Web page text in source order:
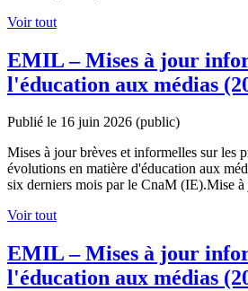
Voir tout
EMIL – Mises à jour
l'éducation aux médias
Publié le 16 juin 2026 (public)
Mises à jour brèves et informelles sur les
évolutions en matière d'éducation aux
six derniers mois par le CnaM (IE).Mise
Voir tout
EMIL – Mises à jour
l'éducation aux médias